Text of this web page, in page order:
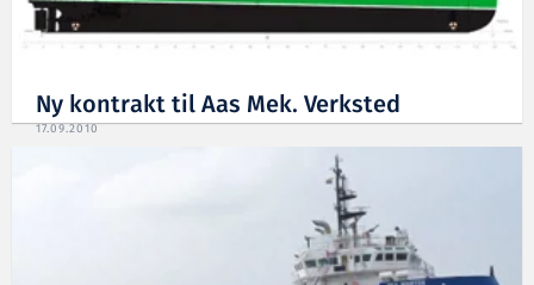
Ny kontrakt til Aas Mek. Verksted
17.09.2010